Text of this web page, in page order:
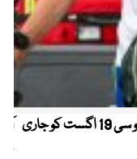
کیریبین پریمیئر لیگ ، قومی کرکٹرز کو این او سی 19 اگست کو جاری